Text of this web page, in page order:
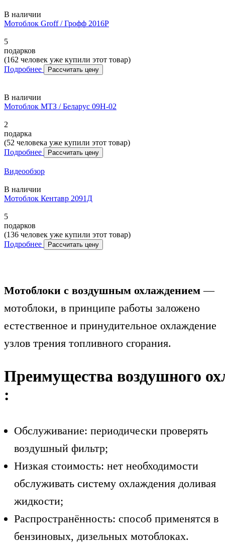
В наличии
Мотоблок Groff / Грофф 2016P
5
подарков
(162 человек уже купили этот товар)
Подробнее
Рассчитать цену
В наличии
Мотоблок МТЗ / Беларус 09H-02
2
подарка
(52 человека уже купили этот товар)
Подробнее
Рассчитать цену
Видеообзор
В наличии
Мотоблок Кентавр 2091Д
5
подарков
(136 человек уже купили этот товар)
Подробнее
Рассчитать цену
Мотоблоки с воздушным охлаждением —
мотоблоки, в принципе работы заложено
естественное и принудительное охлаждение
узлов трения топливного сгорания.
Преимущества воздушного
:
Обслуживание: периодически проверять
воздушный фильтр;
Низкая стоимость: нет необходимости
обслуживать систему охлаждения доливая
жидкости;
Распространённость: способ применятся в
бензиновых, дизельных мотоблоках.